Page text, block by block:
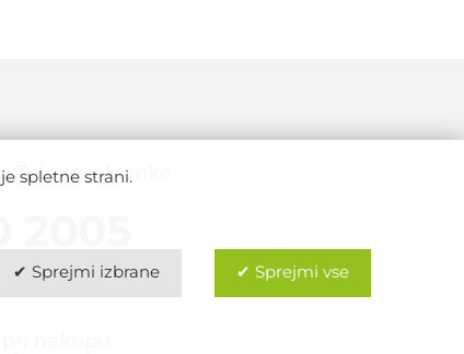
spletne strani.
✔ Sprejmi izbrane ✔ Sprejmi vse
Zelene jeklenke
2005